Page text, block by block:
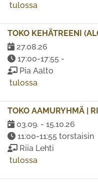
tulossa
TOKO KEHÄTREENI
27.08.26
17:00-17:55 -
Pia Aalto
tulossa
TOKO AAMURYHMÄ |
03.09. - 15.10.26
11:00-11:55 torstaisin
Riia Lehti
tulossa